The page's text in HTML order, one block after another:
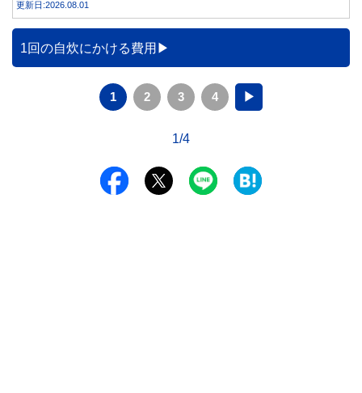
データをもとに、節約効果の目安と快適に過ごすためのポイ
ントを分かりやすく解説します。
更新日:2026.08.01
1回の自炊にかける費用
1 2 3 4 ▶
1/4